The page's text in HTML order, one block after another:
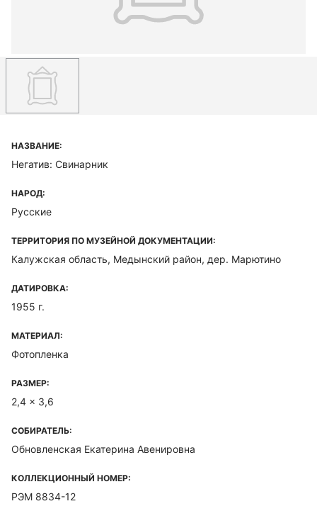
НАЗВАНИЕ:
Негатив: Свинарник
НАРОД:
Русские
ТЕРРИТОРИЯ ПО МУЗЕЙНОЙ ДОКУМЕНТАЦИИ:
Калужская область, Медынский район, дер. Марютино
ДАТИРОВКА:
1955 г.
МАТЕРИАЛ:
Фотопленка
РАЗМЕР:
2,4 x 3,6
СОБИРАТЕЛЬ:
Обновленская Екатерина Авенировна
КОЛЛЕКЦИОННЫЙ НОМЕР:
РЭМ 8834-12